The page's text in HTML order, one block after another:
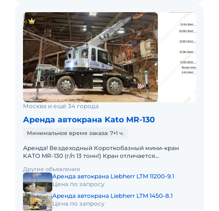
Москва и ещё 34 города
Аренда автокрана Kato MR-130
Минимальное время заказа: 7+1 ч.
Аренда! Вездеходный Короткобазный мини-кран
KATO MR-130 (г/п 13 тонн!) Кран отличается
Технические характеристик
Другие объявления
Аренда автокрана Liebherr LTM 11200-9.1
Цена по запросу
Аренда автокрана Liebherr LTM 1450-8.1
Цена по запросу